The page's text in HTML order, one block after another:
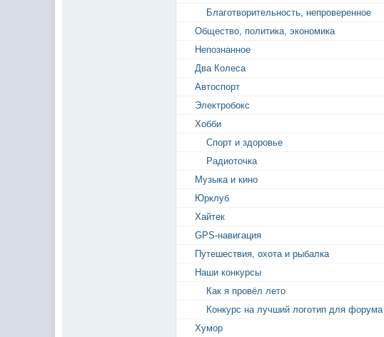
Благотворительность, непроверенное
Общество, политика, экономика
Непознанное
Два Колеса
Автоспорт
Электробокс
Хобби
Спорт и здоровье
Радиоточка
Музыка и кино
Юрклуб
Хайтек
GPS-навигация
Путешествия, охота и рыбалка
Наши конкурсы
Как я провёл лето
Конкурс на лучший логотип для форума
Хумор